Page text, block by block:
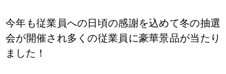
今年も従業員への日頃の感謝を込めて冬の抽選
会が開催され多くの従業員に豪華景品が当たり
ました！